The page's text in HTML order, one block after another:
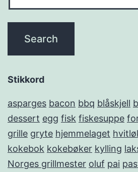
Stikkord
asparges bacon bbq blåskjell
dessert egg fisk fiskesuppe
grille gryte hjemmelaget
kokebok kokebøker kylling
Norges grillmester oluf pai